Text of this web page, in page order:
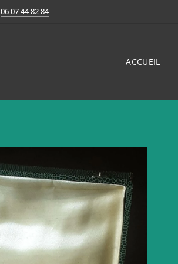
06 07 44 82 84
ACCUEIL